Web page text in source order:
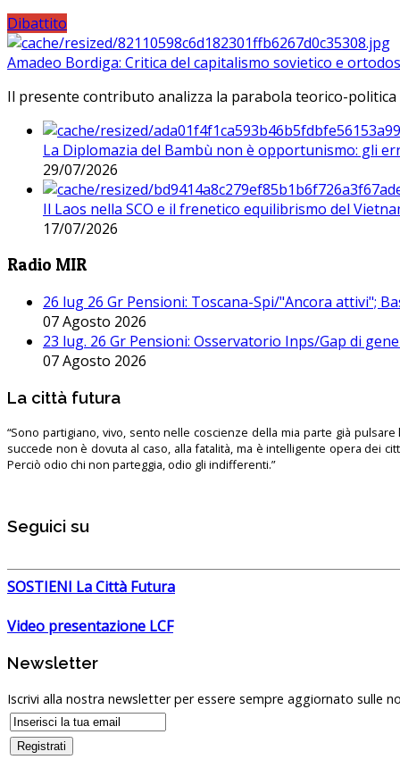
Dibattito
Amadeo Bordiga: Critica del capitalismo sovietico e
Il presente contributo analizza la parabola teorico-
La Diplomazia del Bambù non è opportunismo: gli
29/07/2026
Il Laos nella SCO e il frenetico equilibrismo del
17/07/2026
Radio MIR
26 lug 26 Gr Pensioni: Toscana-Spi/"Ancora attivi";
07 Agosto 2026
23 lug. 26 Gr Pensioni: Osservatorio Inps/Gap di
07 Agosto 2026
La città futura
“Sono partigiano, vivo, sento nelle coscienze della mia parte già pulsare
succede non è dovuta al caso, alla fatalità, ma è intelligente opera dei
Perciò odio chi non parteggia, odio gli indifferenti.”
Seguici su
SOSTIENI La Città Futura
Video presentazione LCF
Newsletter
Iscrivi alla nostra newsletter per essere sempre aggiornato sulle